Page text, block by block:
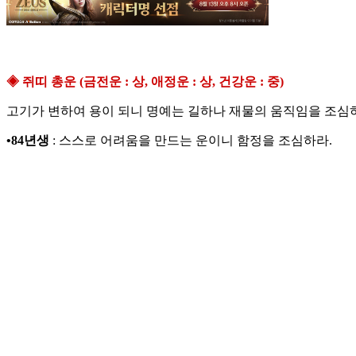
◈ 쥐띠 총운 (금전운 : 상, 애정운 : 상, 건강운 : 중)
고기가 변하여 용이 되니 명예는 길하나 재물의 움직임을 조심
•84년생 : 스스로 어려움을 만드는 운이니 함정을 조심하라.